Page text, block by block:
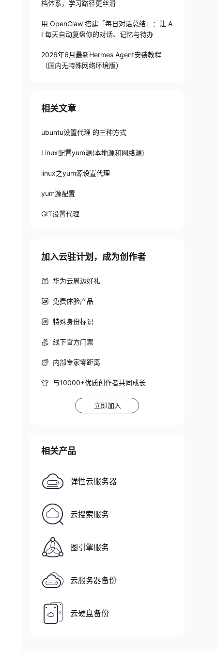
extras
档体系，学习路径更丝滑
用 OpenClaw 搭建「每日对话总结」：让 A
I 每天自动复盘你的对话、记忆与待办
2026年6月最新Hermes Agent安装教程
（国内无特殊网络环境版）
相关文章
ubuntu设置代理 的三种方式
Linux配置yum源(本地源和网络源)
linux之yum源设置代理
yum源配置
GIT设置代理
加入云驻计划，成为创作者
华为云周边好礼
免费体验产品
特殊身份标识
线下官方门票
内部专家零距离
与10000+优质创作者共同成长
立即加入
相关产品
弹性云服务器
云搜索服务
图引擎服务
云服务器备份
云硬盘备份